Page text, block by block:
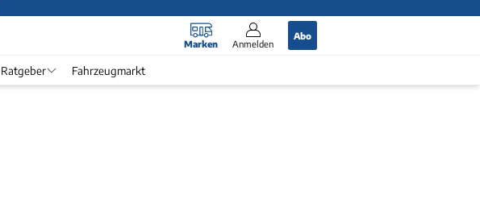
Marken Anmelden
Abo
Ratgeber Fahrzeugmarkt